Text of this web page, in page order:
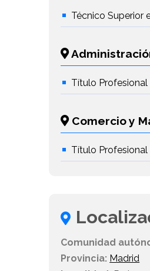
Técnico Superior
Título
Comercio y
Título Profesional
Comunidad
Provincia: Madrid